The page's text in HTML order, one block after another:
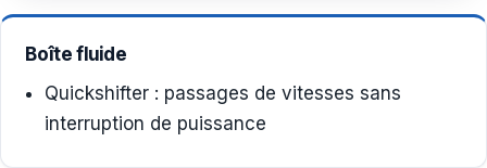
Boîte fluide
Quickshifter : passages de vitesses sans
interruption de puissance